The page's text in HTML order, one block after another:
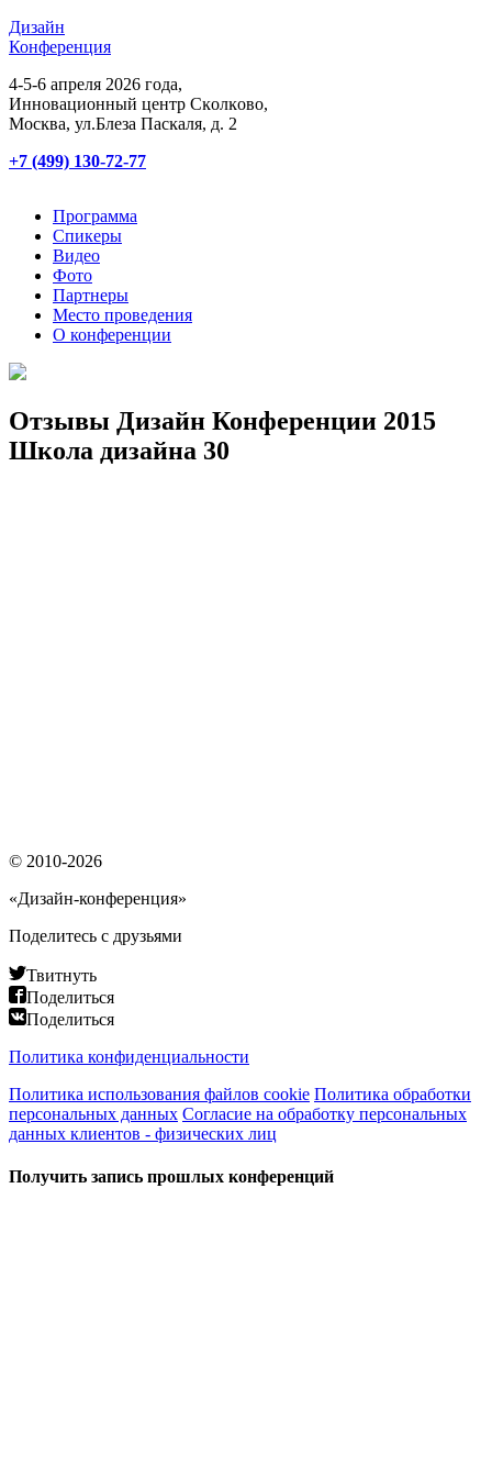
Дизайн
Конференция
4-5-6 апреля 2026 года,
Инновационный центр Сĸолĸово,
Мосĸва, ул.Блеза Пасĸаля, д. 2
+7 (499) 130-72-77
Программа
Спикеры
Видео
Фото
Партнеры
Место проведения
О конференции
Отзывы Дизайн Конференции 2015
Школа дизайна 30
© 2010-2026
«Дизайн-конференция»
Поделитесь с друзьями
Твитнуть
Поделиться
Поделиться
Политика конфиденциальности
Политика использования файлов cookie Политика обработки
персональных данных Согласие на обработку персональных
данных клиентов - физических лиц
Получить запись прошлых конференций